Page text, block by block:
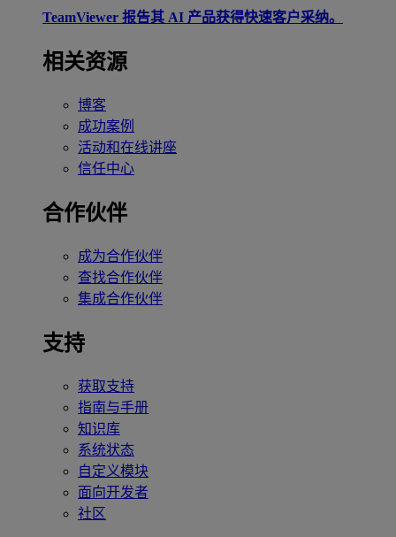
TeamViewer 报告其 AI 产品获得快速客户采纳。
相关资源
博客
成功案例
活动和在线讲座
信任中心
合作伙伴
成为合作伙伴
查找合作伙伴
集成合作伙伴
支持
获取支持
指南与手册
知识库
系统状态
自定义模块
面向开发者
社区